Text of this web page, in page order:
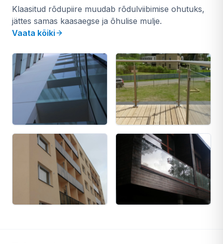
Klaasitud rõdupiire muudab rõdulviibimise ohutuks,
jättes samas kaasaegse ja õhulise mulje.
Vaata kõiki